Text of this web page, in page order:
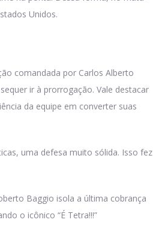
Unidos.
comandada por Carlos Alberto
ir à prorrogação. Vale destacar
da equipe em converter suas
uma defesa muito sólida. Isso fez
Baggio isola a última cobrança
o icônico “É Tetra!!!”